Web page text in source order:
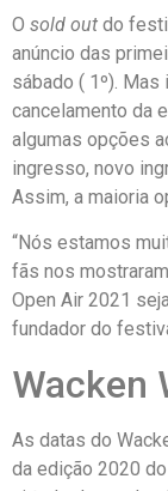
O sold out do
anúncio das
sábado ( 1º).
cancelamento da
algumas opções
ingresso, novo
Assim, a maioria
“Nós estamos
fãs nos
Open Air 2021
fundador do
Wacken
As datas do
da edição 2020